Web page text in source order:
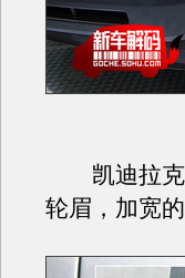
凯迪拉克
轮眉，加宽的